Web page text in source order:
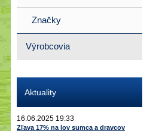
Značky
Výrobcovia
Aktuality
16.06.2025 19:33
Zľava 17% na lov sumca a dravcov